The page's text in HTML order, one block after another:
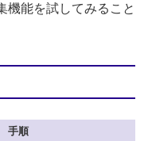
機能を試してみること
手順